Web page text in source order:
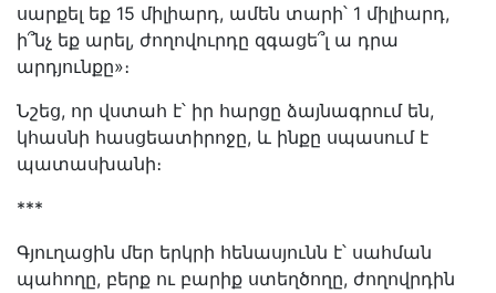
սարքել եք 15 միլիարդ, ամեն տարի՝ 1 միլիարդ,
ի՞նչ եք արել, ժողովուրդը զգացե՞լ ա դրա
արդյունքը»։
Նշեց, որ վստահ է՝ իր հարցը ձայնագրում են,
կհասնի հասցեատիրոջը, և ինքը սպասում է
պատասխանի։
***
Գյուղացին մեր երկրի հենասյունն է՝ սահման
պահողը, բերք ու բարիք ստեղծողը, ժողովրդին